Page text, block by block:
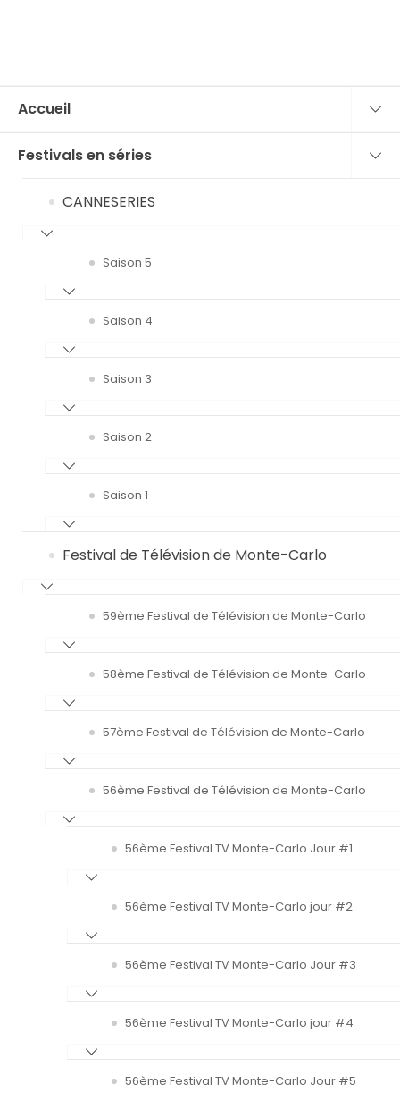
Accueil
Festivals en séries
CANNESERIES
Saison 5
Saison 4
Saison 3
Saison 2
Saison 1
Festival de Télévision de Monte-Carlo
59ème Festival de Télévision de Monte-Carlo
58ème Festival de Télévision de Monte-Carlo
57ème Festival de Télévision de Monte-Carlo
56ème Festival de Télévision de Monte-Carlo
56ème Festival TV Monte-Carlo Jour #1
56ème Festival TV Monte-Carlo jour #2
56ème Festival TV Monte-Carlo Jour #3
56ème Festival TV Monte-Carlo jour #4
56ème Festival TV Monte-Carlo Jour #5